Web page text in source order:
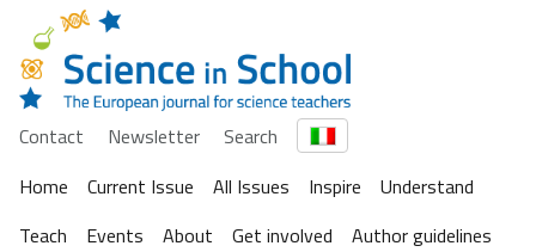
Contact Newsletter
Search
Home
Current Issue All Issues Inspire
Understand
Teach
Events About Get involved Author guidelines